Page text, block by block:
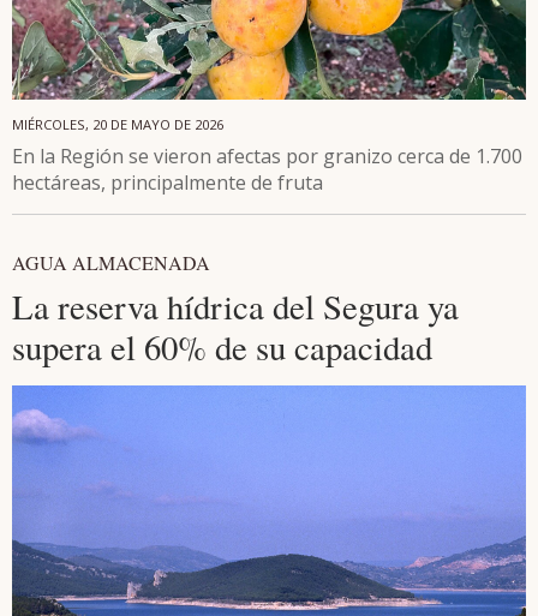
MIÉRCOLES, 20 DE MAYO DE 2026
En la Región se vieron afectas por granizo cerca de 1.700
hectáreas, principalmente de fruta
AGUA ALMACENADA
La reserva hídrica del Segura ya
supera el 60% de su capacidad